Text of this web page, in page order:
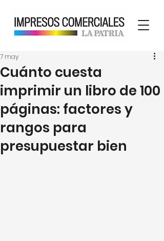
Cuánto cuesta
imprimir un libro de 100
páginas: factores y
rangos para
presupuestar bien
7 may